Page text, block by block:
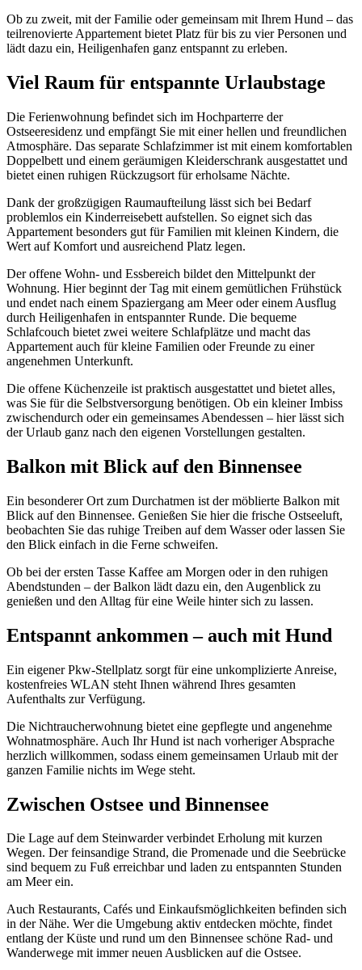
Ob zu zweit, mit der Familie oder gemeinsam mit Ihrem Hund – das
teilrenovierte Appartement bietet Platz für bis zu vier Personen und
lädt dazu ein, Heiligenhafen ganz entspannt zu erleben.
Viel Raum für entspannte Urlaubstage
Die Ferienwohnung befindet sich im Hochparterre der
Ostseeresidenz und empfängt Sie mit einer hellen und freundlichen
Atmosphäre. Das separate Schlafzimmer ist mit einem komfortablen
Doppelbett und einem geräumigen Kleiderschrank ausgestattet und
bietet einen ruhigen Rückzugsort für erholsame Nächte.
Dank der großzügigen Raumaufteilung lässt sich bei Bedarf
problemlos ein Kinderreisebett aufstellen. So eignet sich das
Appartement besonders gut für Familien mit kleinen Kindern, die
Wert auf Komfort und ausreichend Platz legen.
Der offene Wohn- und Essbereich bildet den Mittelpunkt der
Wohnung. Hier beginnt der Tag mit einem gemütlichen Frühstück
und endet nach einem Spaziergang am Meer oder einem Ausflug
durch Heiligenhafen in entspannter Runde. Die bequeme
Schlafcouch bietet zwei weitere Schlafplätze und macht das
Appartement auch für kleine Familien oder Freunde zu einer
angenehmen Unterkunft.
Die offene Küchenzeile ist praktisch ausgestattet und bietet alles,
was Sie für die Selbstversorgung benötigen. Ob ein kleiner Imbiss
zwischendurch oder ein gemeinsames Abendessen – hier lässt sich
der Urlaub ganz nach den eigenen Vorstellungen gestalten.
Balkon mit Blick auf den Binnensee
Ein besonderer Ort zum Durchatmen ist der möblierte Balkon mit
Blick auf den Binnensee. Genießen Sie hier die frische Ostseeluft,
beobachten Sie das ruhige Treiben auf dem Wasser oder lassen Sie
den Blick einfach in die Ferne schweifen.
Ob bei der ersten Tasse Kaffee am Morgen oder in den ruhigen
Abendstunden – der Balkon lädt dazu ein, den Augenblick zu
genießen und den Alltag für eine Weile hinter sich zu lassen.
Entspannt ankommen – auch mit Hund
Ein eigener Pkw-Stellplatz sorgt für eine unkomplizierte Anreise,
kostenfreies WLAN steht Ihnen während Ihres gesamten
Aufenthalts zur Verfügung.
Die Nichtraucherwohnung bietet eine gepflegte und angenehme
Wohnatmosphäre. Auch Ihr Hund ist nach vorheriger Absprache
herzlich willkommen, sodass einem gemeinsamen Urlaub mit der
ganzen Familie nichts im Wege steht.
Zwischen Ostsee und Binnensee
Die Lage auf dem Steinwarder verbindet Erholung mit kurzen
Wegen. Der feinsandige Strand, die Promenade und die Seebrücke
sind bequem zu Fuß erreichbar und laden zu entspannten Stunden
am Meer ein.
Auch Restaurants, Cafés und Einkaufsmöglichkeiten befinden sich
in der Nähe. Wer die Umgebung aktiv entdecken möchte, findet
entlang der Küste und rund um den Binnensee schöne Rad- und
Wanderwege mit immer neuen Ausblicken auf die Ostsee.